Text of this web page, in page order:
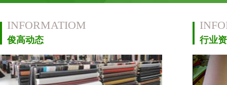
INFORMATIOM
俊高动态 行业